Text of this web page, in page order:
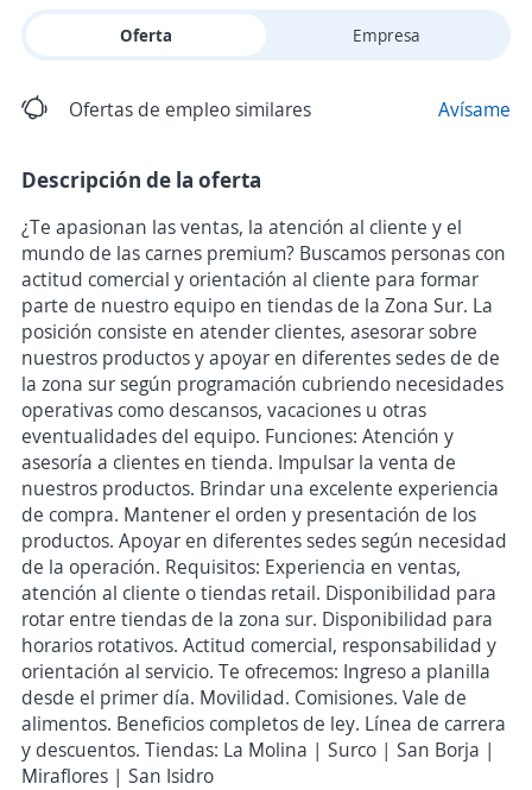
Oferta Empresa
Ofertas de empleo similares Avísame
Descripción de la oferta
¿Te apasionan las ventas, la atención al cliente y el
mundo de las carnes premium? Buscamos personas con
actitud comercial y orientación al cliente para formar
parte de nuestro equipo en tiendas de la Zona Sur. La
posición consiste en atender clientes, asesorar sobre
nuestros productos y apoyar en diferentes sedes de de
la zona sur según programación cubriendo necesidades
operativas como descansos, vacaciones u otras
eventualidades del equipo. Funciones: Atención y
asesoría a clientes en tienda. Impulsar la venta de
nuestros productos. Brindar una excelente experiencia
de compra. Mantener el orden y presentación de los
productos. Apoyar en diferentes sedes según necesidad
de la operación. Requisitos: Experiencia en ventas,
atención al cliente o tiendas retail. Disponibilidad para
rotar entre tiendas de la zona sur. Disponibilidad para
horarios rotativos. Actitud comercial, responsabilidad y
orientación al servicio. Te ofrecemos: Ingreso a planilla
desde el primer día. Movilidad. Comisiones. Vale de
alimentos. Beneficios completos de ley. Línea de carrera
y descuentos. Tiendas: La Molina | Surco | San Borja |
Miraflores | San Isidro